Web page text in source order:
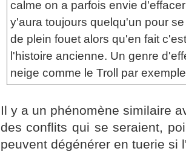
calme on a parfois envie
y'aura toujours quelqu'un pour
de plein fouet alors qu'en fait
l'histoire ancienne. Un genre
neige comme le Troll par
Il y a un phénomène similaire
des conflits qui se seraient,
peuvent dégénérer en tuerie si